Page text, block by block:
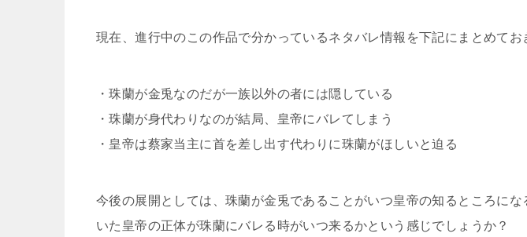
現在、進行中のこの作品で分かっているネタバレ情報を下記にまとめてお
・珠蘭が金兎なのだが一族以外の者には隠している
・珠蘭が身代わりなのが結局、皇帝にバレてしまう
・皇帝は蔡家当主に首を差し出す代わりに珠蘭がほしいと迫る
今後の展開としては、珠蘭が金兎であることがいつ皇帝の知るところに
いた皇帝の正体が珠蘭にバレる時がいつ来るかという感じでしょうか？